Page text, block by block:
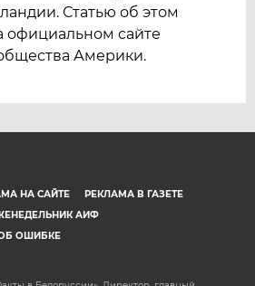
Статью об этом
официальном сайте
Америки.
НА САЙТЕ
РЕКЛАМА В ГАЗЕТЕ
АИФ
ОШИБКЕ